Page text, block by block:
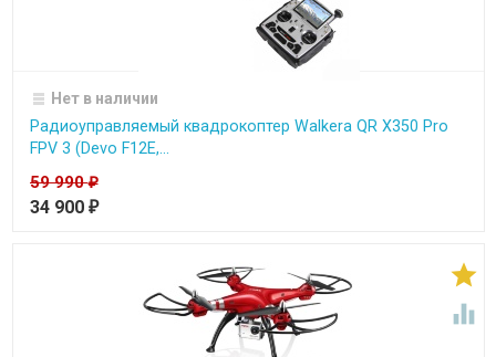
Нет в наличии
Радиоуправляемый квадрокоптер Walkera QR X350 Pro
FPV 3 (Devo F12E,...
59 990₽
34 900 ₽

